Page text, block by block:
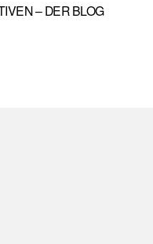
– DER BLOG